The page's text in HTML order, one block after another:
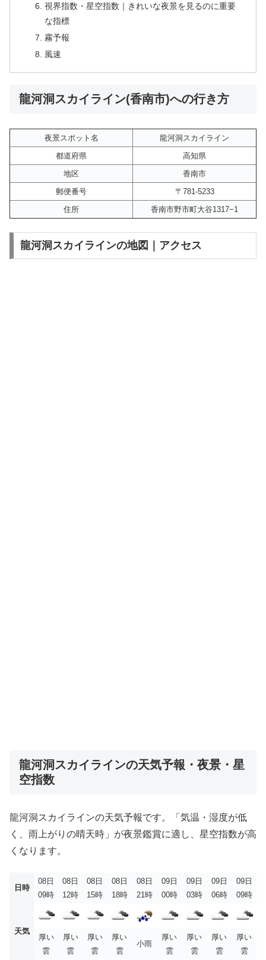
視界指数・星空指数｜きれいな夜景を見るのに重要
な指標
霧予報
風速
龍河洞スカイライン(香南市)への行き方
夜景スポット名
龍河洞スカイライン
都道府県
高知県
地区
香南市
郵便番号
〒781-5233
住所
香南市野市町大谷1317−1
龍河洞スカイラインの地図｜アクセス
龍河洞スカイラインの天気予報・夜景・星
空指数
龍河洞スカイラインの天気予報です。「気温・湿度が低
く、雨上がりの晴天時」が夜景鑑賞に適し、星空指数が高
くなります。
日時
08日
09時
08日
12時
08日
15時
08日
18時
08日
21時
09日
00時
09日
03時
09日
06時
09日
09時
天気
厚い
雲
厚い
雲
厚い
雲
厚い
雲
小雨
厚い
雲
厚い
雲
厚い
雲
厚い
雲